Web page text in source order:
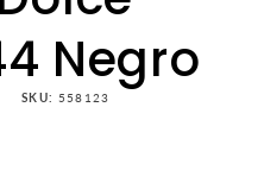
Negro
SKU: 558123